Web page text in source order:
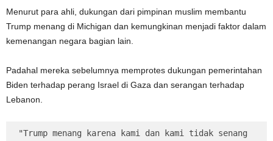
Menurut para ahli, dukungan dari pimpinan muslim membantu
Trump menang di Michigan dan kemungkinan menjadi faktor dalam
kemenangan negara bagian lain.
Padahal mereka sebelumnya memprotes dukungan pemerintahan
Biden terhadap perang Israel di Gaza dan serangan terhadap
Lebanon.
"Trump menang karena kami dan kami tidak senang